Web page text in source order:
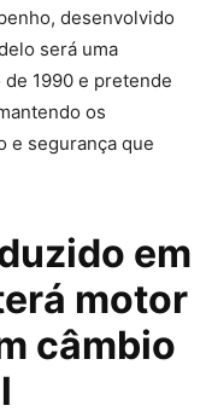
desenvolvido
será uma
de 1990 e pretende
os
e segurança que
em
motor
câmbio